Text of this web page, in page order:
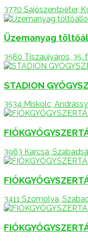
3770 Sajószentpéter,
Üzemanyag
3580 Tiszaújváros, 35.
STADION
3534 Miskolc,
3963 Karcsa,
3411 Szomolya,